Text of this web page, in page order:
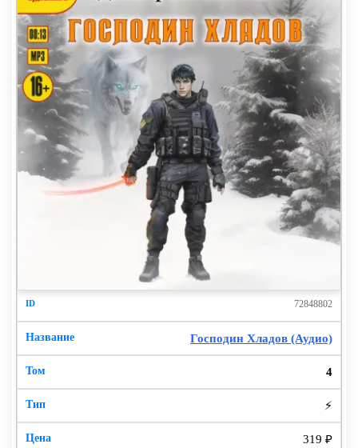
72848802
Господин Хладов (Аудио)
4
⚡
319 ₽